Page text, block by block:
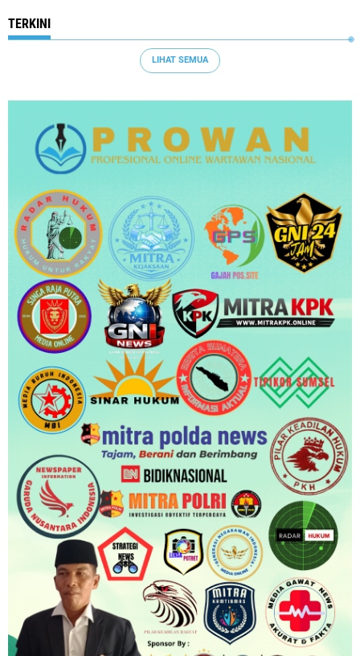
TERKINI
LIHAT SEMUA